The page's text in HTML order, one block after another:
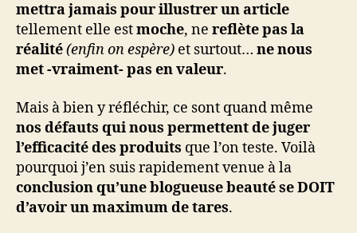
mettra jamais pour illustrer un article
tellement elle estmoche, ne reflète pas la
réalité(enfin on espère) et surtout… ne nous
met -vraiment- pas en valeur.
Mais à bien y réfléchir, ce sont quand même
nos défauts qui nous permettent de juger
l’efficacité des produits que l’on teste. Voilà
pourquoi j’en suis rapidement venue à la
conclusion qu’une blogueuse beauté se DOIT
d’avoir un maximum de tares.